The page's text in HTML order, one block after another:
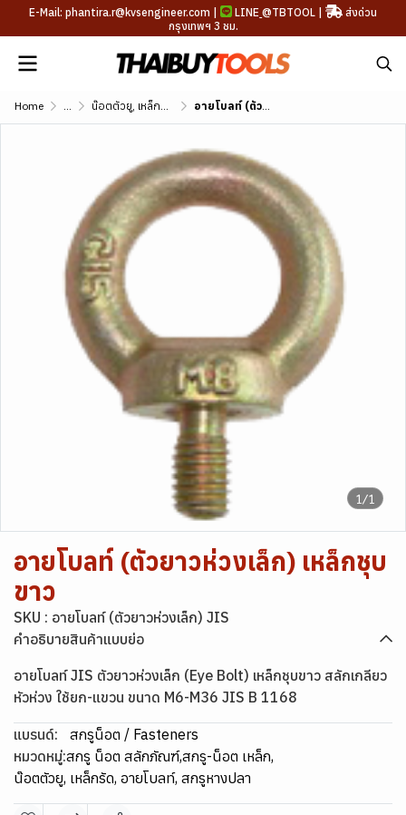
E-Mail: phantira.r@kvsengineer.com | LINE @TBTOOL |
ส่งด่วน
กรุงเทพฯ 3 ชม.
Home ... น๊อตตัวยู, เหล็กรัด, อายโบลท์, สกรูหางปลา อายโบลท์ (ตัวยาวห่วงเล็ก) เหล็กชุบขาว
1/1
อายโบลท์ (ตัวยาวห่วงเล็ก) เหล็กชุบ
ขาว
SKU : อายโบลท์ (ตัวยาวห่วงเล็ก) JIS
คำอธิบายสินค้าแบบย่อ
อายโบลท์ JIS ตัวยาวห่วงเล็ก (Eye Bolt) เหล็กชุบขาว สลักเกลียว
หัวห่วง ใช้ยก-แขวน ขนาด M6-M36 JIS B 1168
แบรนด์:
สกรูน็อต / Fasteners
หมวดหมู่:สกรู น็อต สลักภัณฑ์,สกรู-น็อต เหล็ก,
น๊อตตัวยู, เหล็กรัด, อายโบลท์, สกรูหางปลา